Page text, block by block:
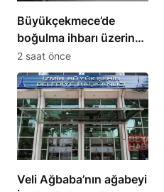
Büyükçekmece’de
boğulma ihbarı üzerine
arama çalışması
başlatıldı
2 saat önce
Veli Ağbaba’nın ağabeyi